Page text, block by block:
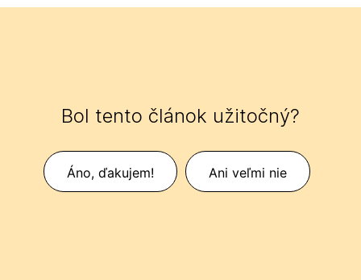
Bol tento článok užitočný?
Áno, ďakujem! Ani veľmi nie